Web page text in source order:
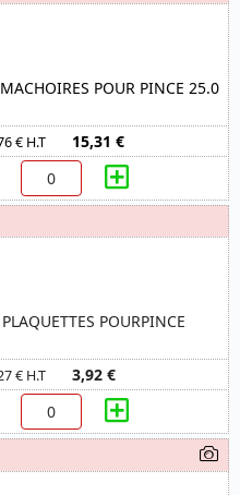
POUR PINCE 25.0
€ H.T 15,31 €
POURPINCE
€ H.T 3,92 €